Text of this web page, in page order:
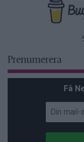
Prenumerera
Få